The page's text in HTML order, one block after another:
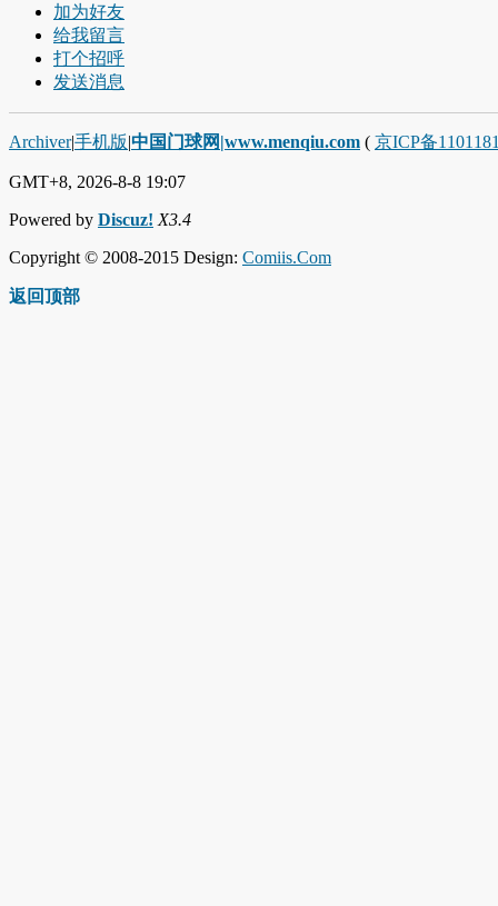
加为好友
给我留言
打个招呼
发送消息
Archiver|手机版|中国门球网|www.menqiu.com ( 京ICP备
GMT+8, 2026-8-8 19:07
Powered by Discuz! X3.4
Copyright © 2008-2015 Design: Comiis.Com
返回顶部